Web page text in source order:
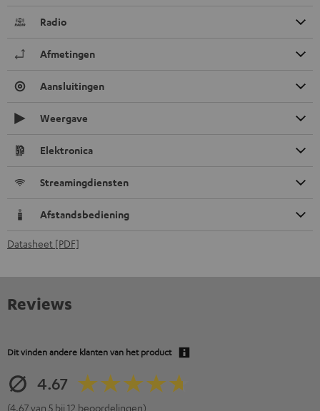
Radio
Afmetingen
Aansluitingen
Weergave
Elektronica
Streamingdiensten
Afstandsbediening
Datasheet [PDF]
Reviews
Dit vinden andere klanten van het product
4.67
(4.67 van 5 bij 12 beoordelingen)